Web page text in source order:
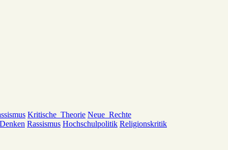
Kritische_Theorie Neue_Rechte
Rassismus Hochschulpolitik Religionskritik